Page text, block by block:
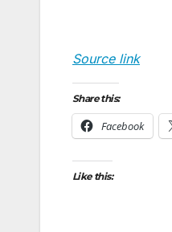
Source link
Share this:
Facebook
Like this: